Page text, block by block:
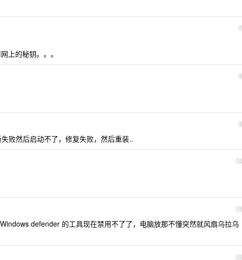
7
上的秘钥。。。
8
9
败然后启动不了，修复失败，然后重装..
10
11
defender 的工具现在禁用不了了，电脑放那不懂突然就风扇乌拉乌
12